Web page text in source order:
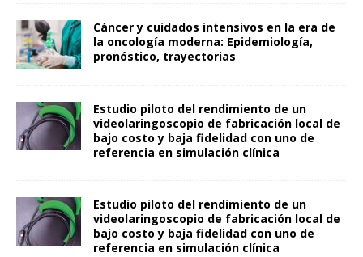
Cáncer y cuidados intensivos en la era de
la oncología moderna: Epidemiología,
pronóstico, trayectorias
Estudio piloto del rendimiento de un
videolaringoscopio de fabricación local de
bajo costo y baja fidelidad con uno de
referencia en simulación clínica
Estudio piloto del rendimiento de un
videolaringoscopio de fabricación local de
bajo costo y baja fidelidad con uno de
referencia en simulación clínica